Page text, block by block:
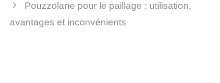
Pouzzolane pour le paillage : utilisation,
avantages et inconvénients